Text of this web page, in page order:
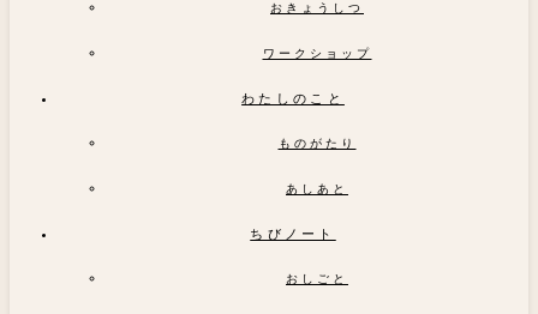
おきょうしつ
ワークショップ
わたしのこと
ものがたり
あしあと
ちびノート
おしごと